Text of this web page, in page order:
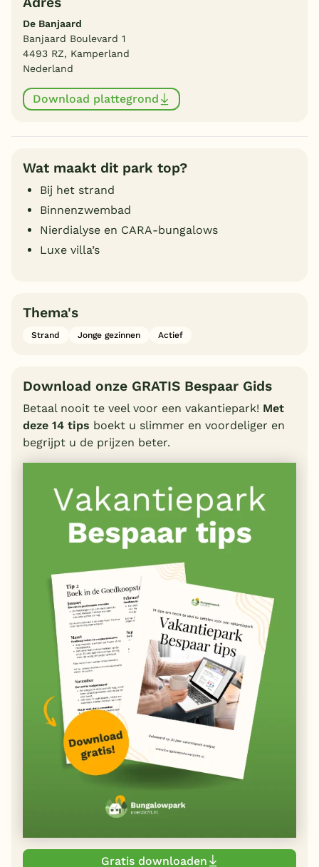
De Banjaard
Banjaard Boulevard 1
4493 RZ, Kamperland
Nederland
Download plattegrond
Wat maakt dit park top?
Bij het strand
Binnenzwembad
Nierdialyse en CARA-bungalows
Luxe villa’s
Thema's
Strand Jonge gezinnen Actief
Download onze GRATIS Bespaar Gids
Betaal nooit te veel voor een vakantiepark! Met
deze 14 tips boekt u slimmer en voordeliger en
begrijpt u de prijzen beter.
Gratis downloaden